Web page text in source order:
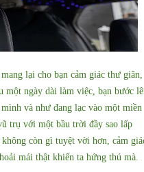
lại cho bạn cảm giác thư giãn,
một ngày dài làm việc, bạn bước
mình và như đang lạc vào một miền
trụ với một bầu trời đầy sao lấp
còn gì tuyệt vời hơn, cảm
mái thật khiến ta hứng thú mà.